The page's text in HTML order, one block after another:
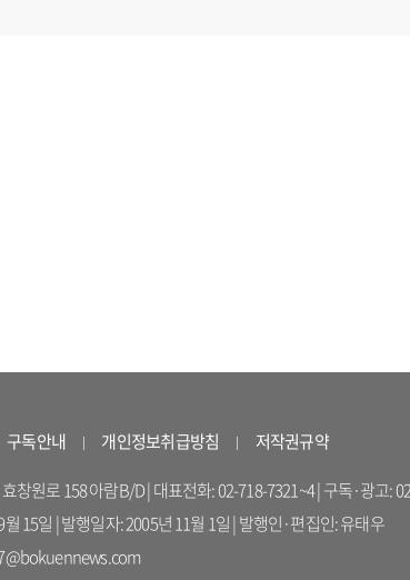
구독안내 개인정보취급방침
저작권규약
창원로 158 아람B/D | 대표전화: 02-718-7321~4 | 구독·광고:
15일 | 발행일자: 2005년 11월 1일 | 발행인·편집인: 유태우